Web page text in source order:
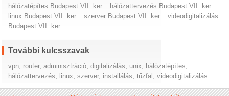
hálózatépítes Budapest VII. ker.
hálózattervezés Budapest VII. ker.
linux Budapest VII. ker.
szerver Budapest VII. ker.
videodigitalizálás
Budapest VII. ker.
További kulcsszavak
vpn router,adminisztráció ,digitalizálás unix hálózatépítes
hálózattervezés
linux ,szerver, installálás ,tűzfal ,videodigitalizálás